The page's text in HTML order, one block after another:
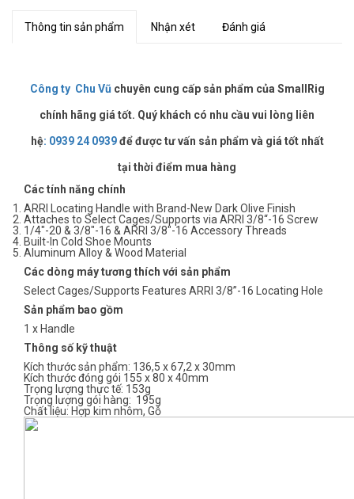
Thông tin sản phẩm Nhận xét Đánh giá
Công ty Chu Vũ chuyên cung cấp sản phẩm của SmallRig
chính hãng giá tốt. Quý khách có nhu cầu vui lòng liên
hệ: 0939 24 0939 để được tư vấn sản phẩm và giá tốt nhất
tại thời điểm mua hàng
Các tính năng chính
ARRI Locating Handle with Brand-New Dark Olive Finish
Attaches to Select Cages/Supports via ARRI 3/8“-16 Screw
1/4″-20 & 3/8″-16 & ARRI 3/8″-16 Accessory Threads
Built-In Cold Shoe Mounts
Aluminum Alloy & Wood Material
Các dòng máy tương thích với sản phẩm
Select Cages/Supports Features ARRI 3/8”-16 Locating Hole
Sản phẩm bao gồm
1 x Handle
Thông số kỹ thuật
Kích thước sản phẩm: 136,5 x 67,2 x 30mm
Kích thước đóng gói 155 x 80 x 40mm
Trọng lượng thực tế: 153g
Trọng lượng gói hàng: 195g
Chất liệu: Hợp kim nhôm, Gỗ